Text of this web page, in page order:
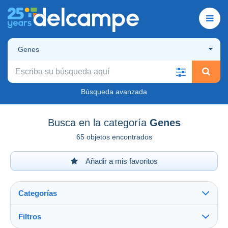
Genes
Búsqueda avanzada
Busca en la categoría Genes
65 objetos encontrados
Añadir a mis favoritos
Categorías
Filtros